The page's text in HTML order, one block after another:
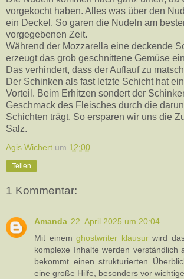
vorgekocht haben. Alles was über den
ein Deckel. So garen die Nudeln am
vorgegebenen Zeit.
Während der Mozzarella eine deckende
erzeugt das grob geschnittene Gemüse
Das verhindert, dass der Auflauf zu
Der Schinken als fast letzte Schicht hat
Vorteil. Beim Erhitzen sondert der
Geschmack des Fleisches durch die
Schichten trägt. So ersparen wir uns die
Salz.
Agis Wichert um 12:00
Teilen
1 Kommentar:
Amanda 22. April 2025 um 20:04
Mit einemghostwriter klausurwird
komplexe Inhalte werden verständlich
bekommt einen strukturierten
eine große Hilfe, besonders vor